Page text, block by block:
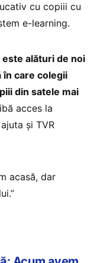
cu copiii cu
e-learning.
alături de noi
în care colegii
din satele mai
acces la
și TVR
acasă, dar